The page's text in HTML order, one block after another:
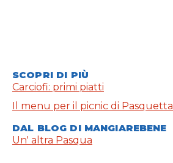
SCOPRI DI PIÙ
Carciofi: primi piatti
Il menu per il picnic di Pasquetta
DAL BLOG DI MANGIAREBENE
Un' altra Pasqua